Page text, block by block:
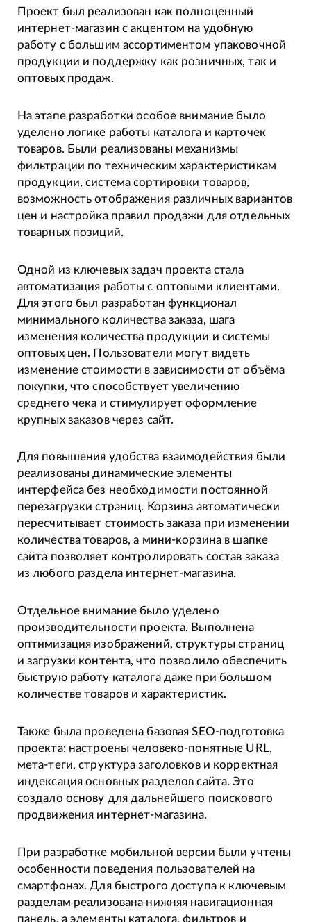
Проект был реализован как полноценный
интернет-магазин с акцентом на удобную
работу с большим ассортиментом упаковочной
продукции и поддержку как розничных, так и
оптовых продаж.
На этапе разработки особое внимание было
уделено логике работы каталога и карточек
товаров. Были реализованы механизмы
фильтрации по техническим характеристикам
продукции, система сортировки товаров,
возможность отображения различных вариантов
цен и настройка правил продажи для отдельных
товарных позиций.
Одной из ключевых задач проекта стала
автоматизация работы с оптовыми клиентами.
Для этого был разработан функционал
минимального количества заказа, шага
изменения количества продукции и системы
оптовых цен. Пользователи могут видеть
изменение стоимости в зависимости от объёма
покупки, что способствует увеличению
среднего чека и стимулирует оформление
крупных заказов через сайт.
Для повышения удобства взаимодействия были
реализованы динамические элементы
интерфейса без необходимости постоянной
перезагрузки страниц. Корзина автоматически
пересчитывает стоимость заказа при изменении
количества товаров, а мини-корзина в шапке
сайта позволяет контролировать состав заказа
из любого раздела интернет-магазина.
Отдельное внимание было уделено
производительности проекта. Выполнена
оптимизация изображений, структуры страниц
и загрузки контента, что позволило обеспечить
быструю работу каталога даже при большом
количестве товаров и характеристик.
Также была проведена базовая SEO-подготовка
проекта: настроены человеко-понятные URL,
мета-теги, структура заголовков и корректная
индексация основных разделов сайта. Это
создало основу для дальнейшего поискового
продвижения интернет-магазина.
При разработке мобильной версии были учтены
особенности поведения пользователей на
смартфонах. Для быстрого доступа к ключевым
разделам реализована нижняя навигационная
панель, а элементы каталога, фильтров и